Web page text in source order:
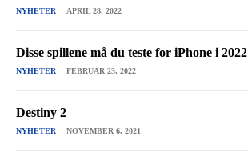
NYHETER APRIL 28, 2022
Disse spillene må du teste for iPhone i 2022
NYHETER FEBRUAR 23, 2022
Destiny 2
NYHETER NOVEMBER 6, 2021